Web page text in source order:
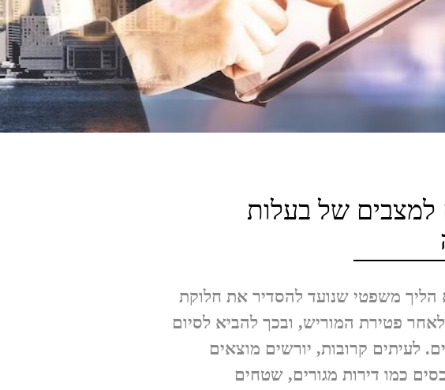
למצבים של בעלות
הליך משפטי שנועד להסדיר את חלוקת
פטירת המוריש, ובכך להביא לסיום
לעיתים קרובות, יורשים מוצאים
כמו דירות מגורים, שטחים